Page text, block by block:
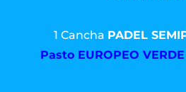
1 Cancha PADEL
Pasto EUROPEO